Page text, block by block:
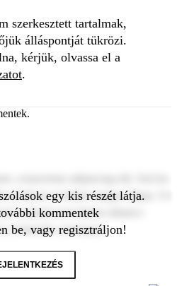
szerkesztett tartalmak,
álláspontját tükrözi.
kérjük, olvassa el a
.
ut labore et dolore magna aliqua. Ut
nostrud exercitation ullamco
commodo consequat.
egy kis részét látja.
kommentek
be, vagy regisztráljon!